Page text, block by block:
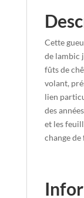
Cette
de lambic
fûts de
volant,
lien
des
et les
change